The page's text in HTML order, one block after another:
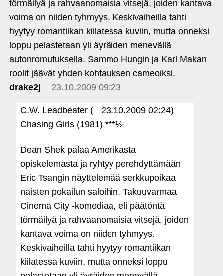
törmäilyä ja rahvaanomaisia vitsejä, joiden kantava
voima on niiden tyhmyys. Keskivaiheilla tahti
hyytyy romantiikan kiilatessa kuviin, mutta onneksi
loppu pelastetaan yli äyräiden menevällä
autonromutuksella. Sammo Hungin ja Karl Makan
roolit jäävät yhden kohtauksen cameoiksi.
drake2j
23.10.2009 09:23
C.W. Leadbeater (
23.10.2009 02:24)
Chasing Girls (1981) ***½
Dean Shek palaa Amerikasta
opiskelemasta ja ryhtyy perehdyttämään
Eric Tsangin näyttelemää serkkupoikaa
naisten pokailun saloihin. Takuuvarmaa
Cinema City ‑komediaa, eli päätöntä
törmäilyä ja rahvaanomaisia vitsejä, joiden
kantava voima on niiden tyhmyys.
Keskivaiheilla tahti hyytyy romantiikan
kiilatessa kuviin, mutta onneksi loppu